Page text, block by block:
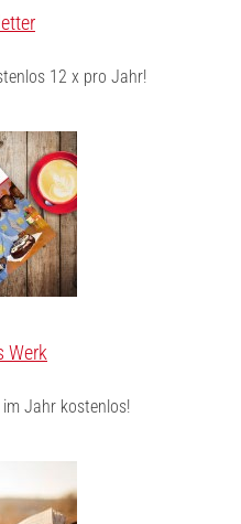
12 x pro Jahr!
Werk
Jahr kostenlos!